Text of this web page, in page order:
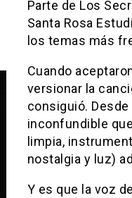
Parte de Los
Santa Rosa
los temas más
Cuando
versionar la
consiguió.
inconfundible
limpia,
nostalgia y luz)
Y es que la voz de